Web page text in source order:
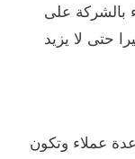
على
لا يزيد
وتكون